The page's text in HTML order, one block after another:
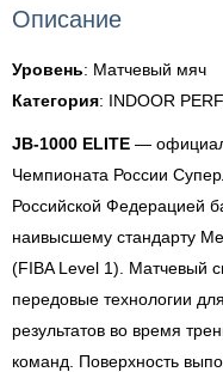
Описание
Уровень: Матчевый мяч
Категория: INDOOR
JB-1000 ELITE —
Чемпионата России
Российской Федерацией
наивысшему стандарту
(FIBA Level 1). Матчевый
передовые технологии
результатов во время
команд. Поверхность